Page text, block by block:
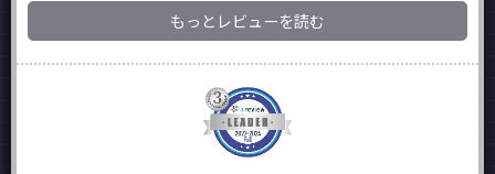
もっとレビューを読む